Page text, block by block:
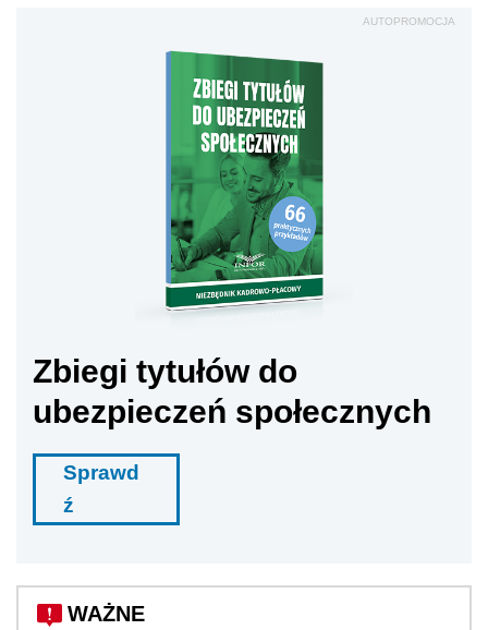
AUTOPROMOCJA
Zbiegi tytułów do
ubezpieczeń społecznych
Sprawd
ź
WAŻNE